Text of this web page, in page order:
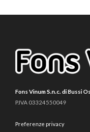
Fons Vinum S.n.c. di Bussi
P.IVA 03324550049
Preferenze privacy